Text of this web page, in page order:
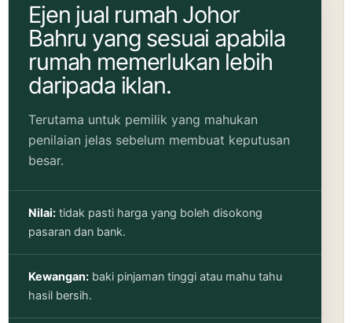
Ejen jual rumah Johor
Bahru yang sesuai apabila
rumah memerlukan lebih
daripada iklan.
Terutama untuk pemilik yang mahukan
penilaian jelas sebelum membuat keputusan
besar.
Nilai: tidak pasti harga yang boleh disokong
pasaran dan bank.
Kewangan: baki pinjaman tinggi atau mahu tahu
hasil bersih.